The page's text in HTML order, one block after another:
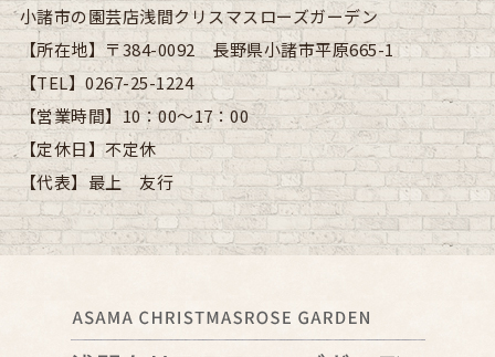
小諸市の園芸店浅間クリスマスローズガーデン
【所在地】 〒384-0092 長野県小諸市平原665-1
【TEL】0267-25-1224
【営業時間】10：00～17：00
【定休日】不定休
【代表】 最上 友行